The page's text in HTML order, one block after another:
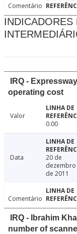
Comentário
INDICADORES
IRQ -
operating cost
Valor
0.00
Data
20 de
dezembro
de 2011
Comentário
IRQ - Ibrahim
number of